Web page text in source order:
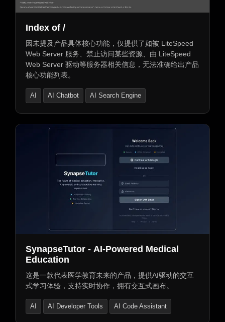
Index of /
因未提及产品具体核心功能，仅提供了如被 LiteSpeed
Web Server 服务、禁止访问某些资源、由 LiteSpeed
Web Server 驱动等服务器相关信息，无法准确给出产品
核心功能列表。
AI AI Chatbot AI Search Engine
SynapseTutor - AI-Powered Medical
Education
这是一款代表医学教育未来的产品，提供AI驱动的交互
式学习体验，支持实时协作，拥有交互式画布。
AI AI Developer Tools AI Code Assistant